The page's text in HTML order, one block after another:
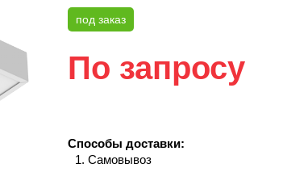
под заказ
По запросу
Способы доставки:
Самовывоз